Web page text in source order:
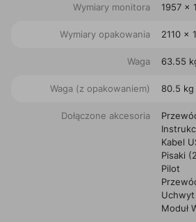
Wymiary monitora 1957 x
Wymiary opakowania 2110 x
Waga 63.55
Waga (z opakowaniem) 80.5 kg
Dołączone akcesoria
Kabel
Pisaki
Pilot
Moduł